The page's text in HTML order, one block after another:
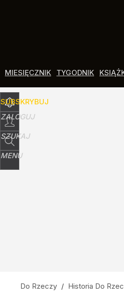
MIESIĘCZNIK TYGODNIK
SUBSKRYBUJ
ZALOGUJ
SZUKAJ
MENU
14
Korzenie
dodaj
Zosia z Pnia. Wampir,
Do Rzeczy / Historia Do